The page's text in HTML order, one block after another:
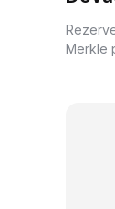
Merkle